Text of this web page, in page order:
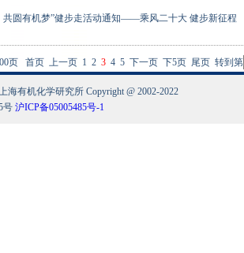
共圆有机梦”健步走活动通知——乘风二十大 健步新征程
页 首页 上一页 1 2 3 4 5 下一页 下5页 尾页 转到第
海有机化学研究所 Copyright @ 2002-2022
号 沪ICP备05005485号-1